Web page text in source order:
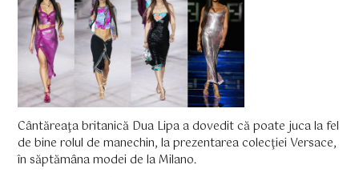
Cântăreaţa britanică Dua Lipa a dovedit că poate juca la fel
de bine rolul de manechin, la prezentarea colecţiei Versace,
în săptămâna modei de la Milano.